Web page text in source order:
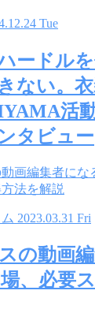
Tue
ードル
ない。
活
タビュー
2023.03.31 Fri
の動画
、必要